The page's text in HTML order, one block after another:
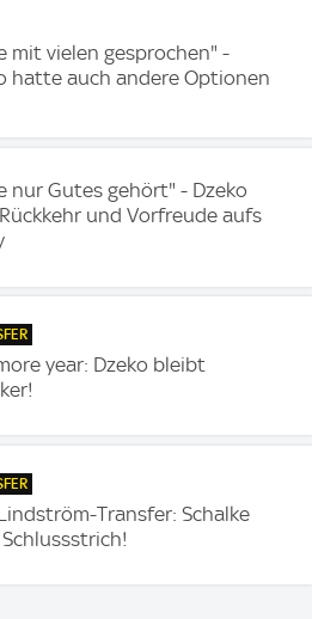
mit vielen gesprochen" -
hatte auch andere Optionen
nur Gutes gehört" - Dzeko
und Vorfreude aufs
year: Dzeko bleibt
Transfer: Schalke